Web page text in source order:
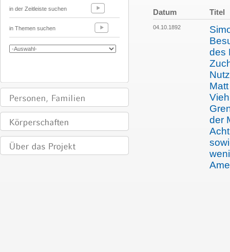
in der Zeitleiste suchen
in Themen suchen
Datum Titel
04.10.1892
des
der